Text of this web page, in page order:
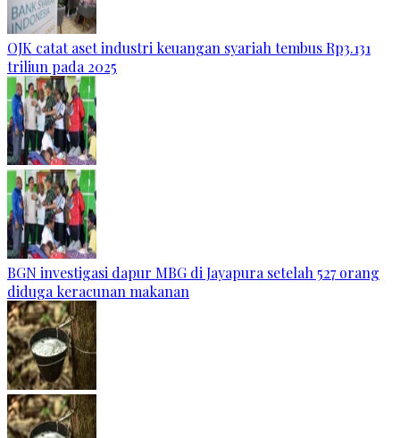
OJK catat aset industri keuangan syariah tembus Rp3.131
triliun pada 2025
BGN investigasi dapur MBG di Jayapura setelah 527 orang
diduga keracunan makanan